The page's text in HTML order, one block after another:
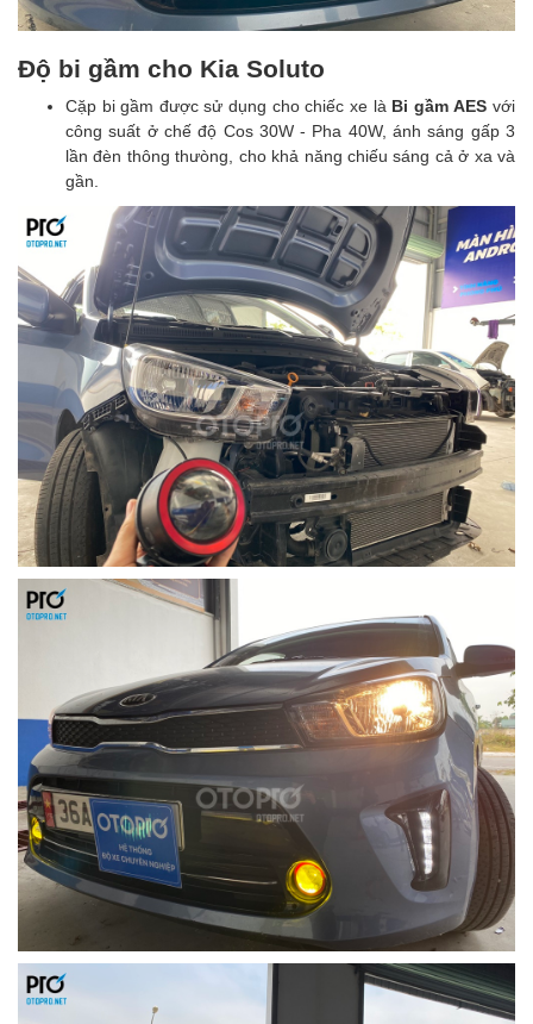
Độ bi gầm cho Kia Soluto
Cặp bi gầm được sử dụng cho chiếc xe là Bi gầmAESvới
công suất ở chế độ Cos 30W - Pha 40W, ánh sáng gấp 3
lần đèn thông thưòng, cho khả năng chiếu sáng cả ở xa và
gần.